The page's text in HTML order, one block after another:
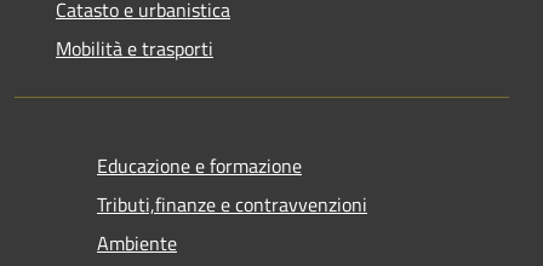
Catasto e urbanistica
Mobilità e trasporti
Educazione e formazione
Tributi,finanze e contravvenzioni
Ambiente